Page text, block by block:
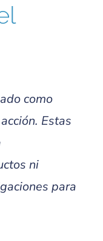
como
Estas
ni
para